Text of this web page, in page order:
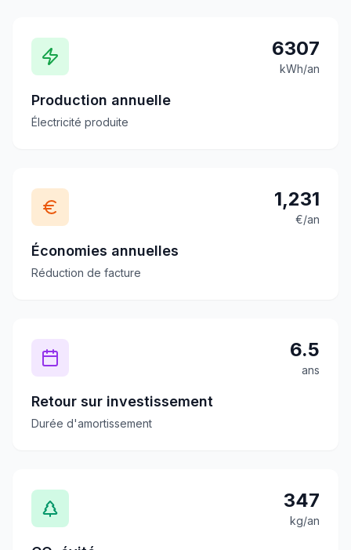
6307
kWh/an
Production annuelle
Électricité produite
1,231
€/an
Économies annuelles
Réduction de facture
6.5
ans
Retour sur investissement
Durée d'amortissement
347
kg/an